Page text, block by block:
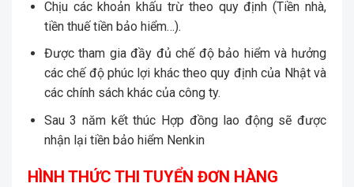
Chịu các khoản khấu trừ theo quy định (Tiền nhà,
tiền thuế tiền bảo hiểm…).
Được tham gia đầy đủ chế độ bảo hiểm và hưởng
các chế độ phúc lợi khác theo quy định của Nhật và
các chính sách khác của công ty.
Sau 3 năm kết thúc Hợp đồng lao động sẽ được
nhận lại tiền bảo hiểm Nenkin
HÌNH THỨC THI TUYỂN ĐƠN HÀNG